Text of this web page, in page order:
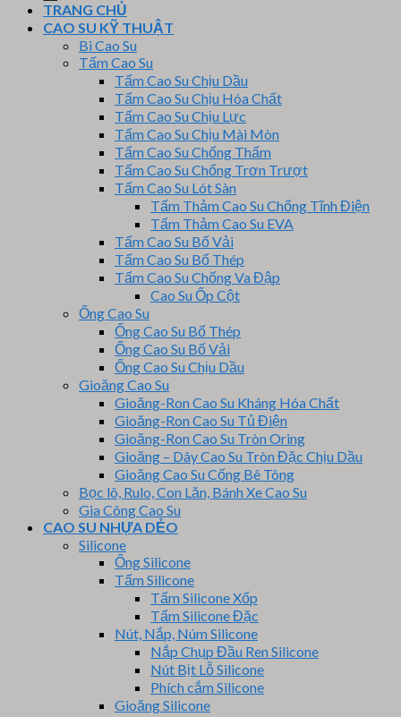
TRANG CHỦ
CAO SU KỸ THUẬT
Bi Cao Su
Tấm Cao Su
Tấm Cao Su Chịu Dầu
Tấm Cao Su Chịu Hóa Chất
Tấm Cao Su Chịu Lực
Tấm Cao Su Chịu Mài Mòn
Tấm Cao Su Chống Thấm
Tấm Cao Su Chống Trơn Trượt
Tấm Cao Su Lót Sàn
Tấm Thảm Cao Su Chống Tĩnh Điện
Tấm Thảm Cao Su EVA
Tấm Cao Su Bố Vải
Tấm Cao Su Bố Thép
Tấm Cao Su Chống Va Đập
Cao Su Ốp Cột
Ống Cao Su
Ống Cao Su Bố Thép
Ống Cao Su Bố Vải
Ống Cao Su Chịu Dầu
Gioăng Cao Su
Gioăng-Ron Cao Su Kháng Hóa Chất
Gioăng-Ron Cao Su Tủ Điện
Gioăng-Ron Cao Su Tròn Oring
Gioăng – Dây Cao Su Tròn Đặc Chịu Dầu
Gioăng Cao Su Cống Bê Tông
Bọc lô, Rulo, Con Lăn, Bánh Xe Cao Su
Gia Công Cao Su
CAO SU NHỰA DẺO
Silicone
Ống Silicone
Tấm Silicone
Tấm Silicone Xốp
Tấm Silicone Đặc
Nút, Nắp, Núm Silicone
Nắp Chụp Đầu Ren Silicone
Nút Bịt Lỗ Silicone
Phích cắm Silicone
Gioăng Silicone